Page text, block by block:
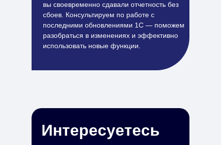
вы своевременно сдавали отчетность без
сбоев. Консультируем по работе с
последними обновлениями 1С — поможем
разобраться в изменениях и эффективно
использовать новые функции.
Интересуетесь